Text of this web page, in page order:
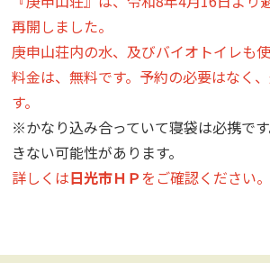
再開しました。
庚申山荘内の水、及びバイオトイレも
料金は、無料です。予約の必要はなく
す。
※かなり込み合っていて寝袋は必携で
きない可能性があります。
詳しくは日光市ＨＰをご確認ください。